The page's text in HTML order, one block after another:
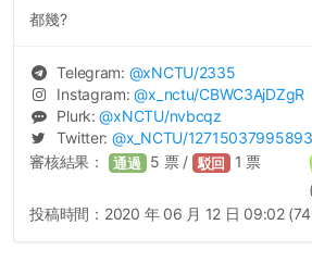
都幾?
Telegram: @xNCTU/2335
Instagram:@x_nctu/CBWC3AjDZgR
Plurk:@xNCTU/nvbcqz
Twitter: @x_NCTU/
審核結果： 通過 5 票 / 駁回 1 票
投稿時間： 2020 年 06 月 12 日 09:02